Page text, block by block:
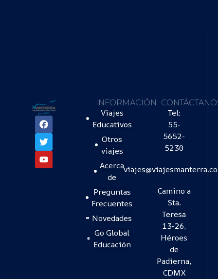
INFORMACIÓN
Viajes
Educativos
Otros
viajes
Acerca
de
Preguntas
Frecuentes
Novedades
Go Global
Educación
Tel:
55-
5652-
5230
Camino a
Sta.
Teresa
13-26,
Héroes
de
Padierna,
CDMX